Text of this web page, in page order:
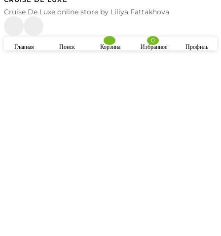
Cruise De Luxe online store by Liliya Fattakhova
Главная Поиск Корзина
0
Избранное Профиль